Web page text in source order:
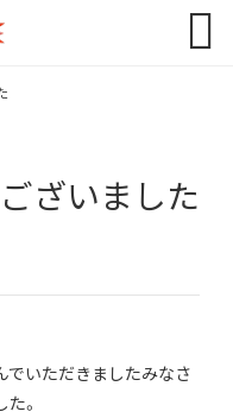

ざいました
でいただきましたみなさ
。